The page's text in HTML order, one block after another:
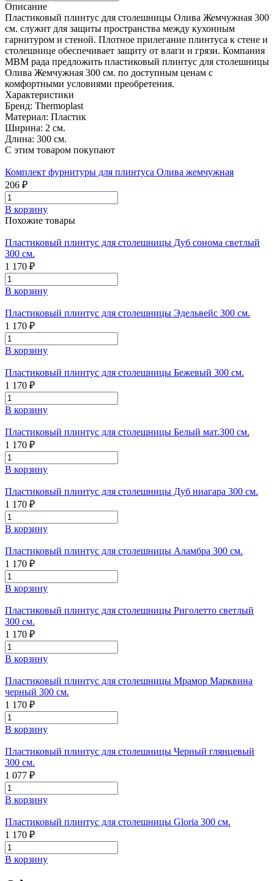
Описание
Пластиковый плинтус для столешницы Олива Жемчужная 300
см. служит для защиты пространства между кухонным
гарнитуром и стеной. Плотное прилегание плинтуса к стене и
столешнице обеспечивает защиту от влаги и грязи. Компания
МВМ рада предложить пластиковый плинтус для столешницы
Олива Жемчужная 300 см. по доступным ценам с
комфортными условиями преобретения.
Характеристики
Бренд: Thermoplast
Материал: Пластик
Ширина: 2 см.
Длина: 300 см.
С этим товаром покупают
Комплект фурнитуры для плинтуса Олива жемчужная
206 ₽
В корзину
Похожие товары
Пластиковый плинтус для столешницы Дуб сонома светлый
300 см.
1 170 ₽
В корзину
Пластиковый плинтус для столешницы Эдельвейс 300 см.
1 170 ₽
В корзину
Пластиковый плинтус для столешницы Бежевый 300 см.
1 170 ₽
В корзину
Пластиковый плинтус для столешницы Белый мат.300 см.
1 170 ₽
В корзину
Пластиковый плинтус для столешницы Дуб ниагара 300 см.
1 170 ₽
В корзину
Пластиковый плинтус для столешницы Аламбра 300 см.
1 170 ₽
В корзину
Пластиковый плинтус для столешницы Риголетто светлый
300 см.
1 170 ₽
В корзину
Пластиковый плинтус для столешницы Мрамор Марквина
черный 300 см.
1 170 ₽
В корзину
Пластиковый плинтус для столешницы Черный глянцевый
300 см.
1 077 ₽
В корзину
Пластиковый плинтус для столешницы Gloria 300 см.
1 170 ₽
В корзину